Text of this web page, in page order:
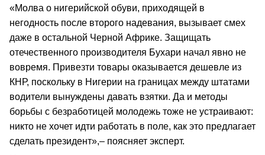
«Молва о нигерийской обуви, приходящей в
негодность после второго надевания, вызывает смех
даже в остальной Черной Африке. Защищать
отечественного производителя Бухари начал явно не
вовремя. Привезти товары оказывается дешевле из
КНР, поскольку в Нигерии на границах между штатами
водители вынуждены давать взятки. Да и методы
борьбы с безработицей молодежь тоже не устраивают:
никто не хочет идти работать в поле, как это предлагает
сделать президент»,– поясняет эксперт.